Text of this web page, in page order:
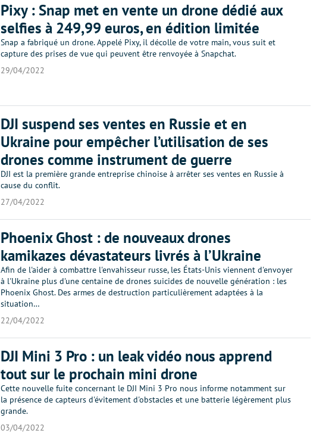
Pixy : Snap met en vente un drone dédié aux
selfies à 249,99 euros, en édition limitée
Snap a fabriqué un drone. Appelé Pixy, il décolle de votre main, vous suit et
capture des prises de vue qui peuvent être renvoyée à Snapchat.
29/04/2022
DJI suspend ses ventes en Russie et en
Ukraine pour empêcher l’utilisation de ses
drones comme instrument de guerre
DJI est la première grande entreprise chinoise à arrêter ses ventes en Russie à
cause du conflit.
27/04/2022
Phoenix Ghost : de nouveaux drones
kamikazes dévastateurs livrés à l’Ukraine
Afin de l'aider à combattre l'envahisseur russe, les États-Unis viennent d'envoyer
à l'Ukraine plus d'une centaine de drones suicides de nouvelle génération : les
Phoenix Ghost. Des armes de destruction particulièrement adaptées à la
situation…
22/04/2022
DJI Mini 3 Pro : un leak vidéo nous apprend
tout sur le prochain mini drone
Cette nouvelle fuite concernant le DJI Mini 3 Pro nous informe notamment sur
la présence de capteurs d'évitement d'obstacles et une batterie légèrement plus
grande.
03/04/2022